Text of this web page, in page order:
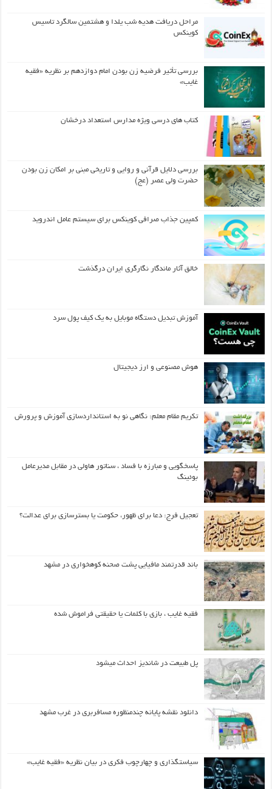
مراحل دریافت هدیه شب یلدا و هشتمین سالگرد تاسیس
کوینکس
بررسی تأثیر فرضیه زن بودن امام دوازدهم بر نظریه «فقیه
غایب»
کتاب های درسی ویژه مدارس استعداد درخشان
بررسی دلایل قرآنی و روایی و تاریخی مبنی بر امکان زن بودن
حضرت ولی عصر (عج)
کمپین جذاب صرافی کوینکس برای سیستم عامل اندروید
خالق آثار ماندگار نگارگری ایران درگذشت
آموزش تبدیل دستگاه موبایل به یک کیف‌ پول سرد
هوش مصنوعی و ارز دیجیتال
تکریم مقام معلم: نگاهی نو به استانداردسازی آموزش و پرورش
پاسخگویی و مبارزه با فساد ، سناتور هاولی در مقابل مدیرعامل
بوئینگ
تعجیل فرج: دعا برای ظهور، حکومت یا بسترسازی برای عدالت؟
باند قدرتمند مافیایی پشت صحنه کوهخواری در مشهد
فقیه غایب ، بازی با کلمات یا حقیقتی فراموش شده
پل طبیعت در شاندیز احداث میشود
دانلود نقشه پایانه چندمنظوره مسافربری در غرب مشهد
سیاستگذاری و چهارچوب فکری در بیان نظریه «فقیه غایب»